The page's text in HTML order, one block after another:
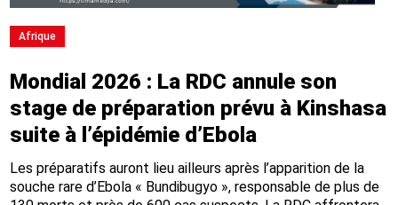
Afrique
Mondial 2026 : La RDC annule son
stage de préparation prévu à Kinshasa
suite à l’épidémie d’Ebola
Les préparatifs auront lieu ailleurs après l’apparition de la
souche rare d’Ebola « Bundibugyo », responsable de plus de